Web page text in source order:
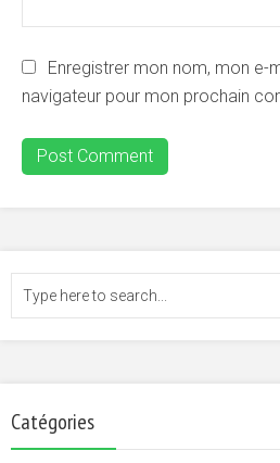
Enregistrer mon nom, mon e-
navigateur pour mon prochain
Catégories